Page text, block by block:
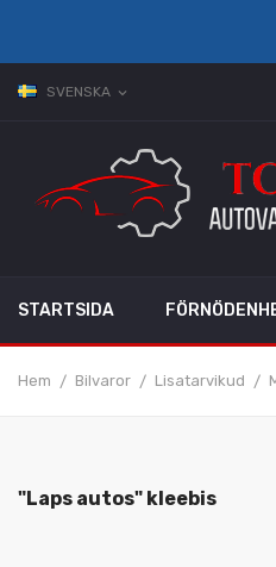
SVENSKA expand_more
STARTSIDA
Hem Bilvaror Lisatarvikud
"Laps autos" kleebis